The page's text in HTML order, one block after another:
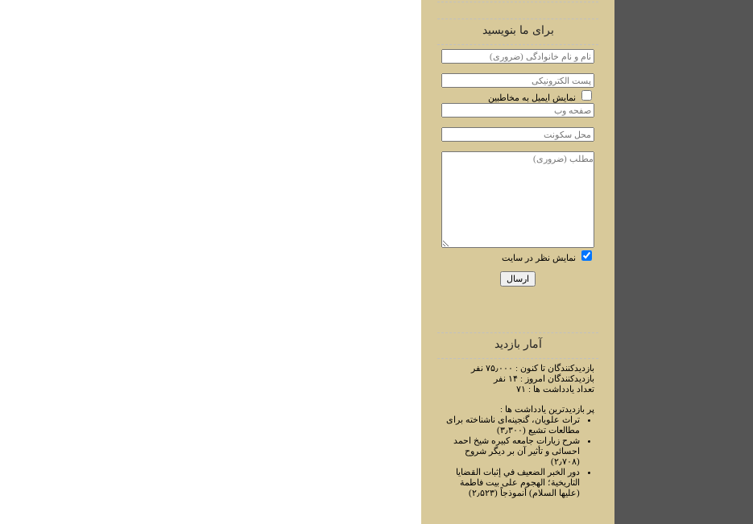
برای ما بنویسید
نمایش ایمیل به مخاطبین
نمایش نظر در سایت
آمار بازدید
بازدیدکنندگان تا کنون : ۷۵٫۰۰۰ نفر
بازدیدکنندگان امروز : ۱۴ نفر
تعداد یادداشت ها : ۷۱
پر بازدیدترین یادداشت ها :
تراث علويان، گنجينه‌ای ناشناخته برای
مطالعات تشيع (۳٫۳۰۰)
شرح زيارات جامعه کبيره شيخ احمد
احسائی و تأثير آن بر ديگر شروح
(۲٫۷۰۸)
دور الخبر الضعيف في إثبات القضايا
التاريخية؛ الهجوم علی بيت فاطمة
(عليها السلام) أنموذجاً (۲٫۵۲۳)